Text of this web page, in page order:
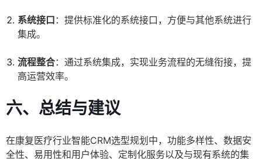
系统接口 ：提供标准化的系统接口，方便与其他系统进行
集成。
流程整合：通过系统集成，实现业务流程的无缝衔接，提
高运营效率。
六、总结与建议
在康复医疗行业智能CRM选型规划中，功能多样性、数据安
全性、易用性和用户体验、定制化服务以及与现有系统的集